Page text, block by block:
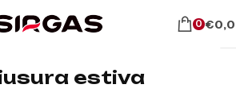
estiva
0 €